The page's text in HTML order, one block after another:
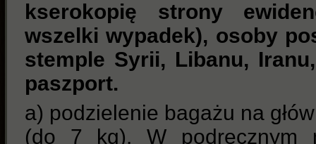
kserokopię strony
wszelki wypadek), osoby
stemple Syrii, Libanu,
paszport.
a) podzielenie bagażu na
(do 7 kg). W podręcznym